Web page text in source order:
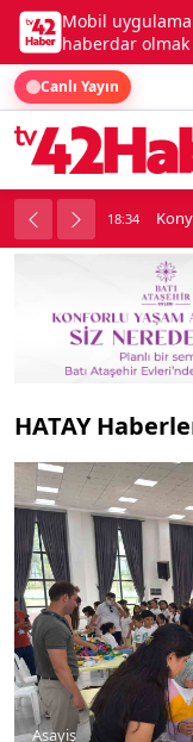
Mobil
haberdar
Canlı Yayın
kavga çıktı 18:34
HATAY